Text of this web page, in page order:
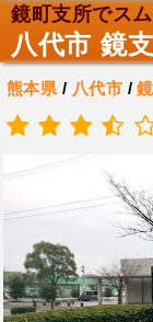
鏡町支所でス
八代市 鏡
熊本県 / 八代市 /